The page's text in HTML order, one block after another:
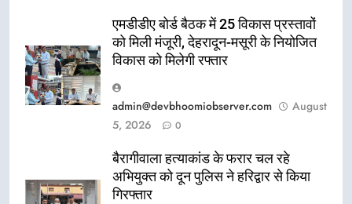
एमडीडीए बोर्ड बैठक में 25 विकास प्रस्तावों
को मिली मंजूरी, देहरादून-मसूरी के नियोजित
विकास को मिलेगी रफ्तार
admin@devbhoomiobserver.com
August
5, 2026
0
बैरागीवाला हत्याकांड के फरार चल रहे
अभियुक्त को दून पुलिस ने हरिद्वार से किया
गिरफ्तार